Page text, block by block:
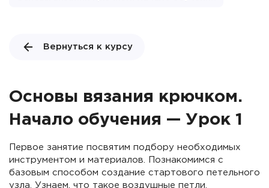
Вернуться к курсу
Основы вязания крючком.
Начало обучения — Урок 1
Первое занятие посвятим подбору необходимых
инструментом и материалов. Познакомимся с
базовым способом создание стартового петельного
узла. Узнаем, что такое воздушные петли.